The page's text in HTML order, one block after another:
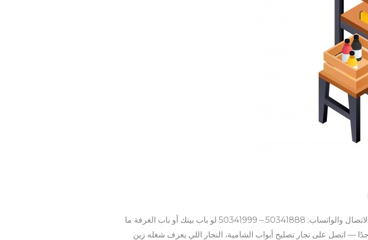
نجار تصليح أبواب الشامية – خبرة أكثر من 20 سنة في خدمتكم الاتصال والواتساب: 50341888 – 50341999 لو باب بيتك أو باب الغرفة ما
اتصل على نجار تصليح أبواب الشامية، النجار اللي يعرف شغله زين